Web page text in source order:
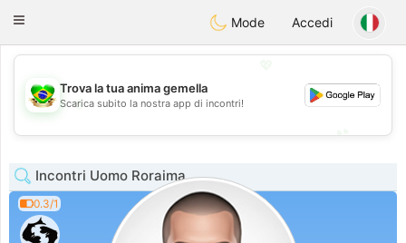
Conversar
Toggle
Mode Accedi
💖
Trova la tua anima gemella
Scarica subito la nostra app di incontri!
Incontri Uomo Roraima
0.3/1